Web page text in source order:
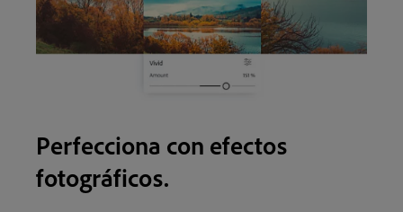
Perfecciona con efectos
fotográficos.